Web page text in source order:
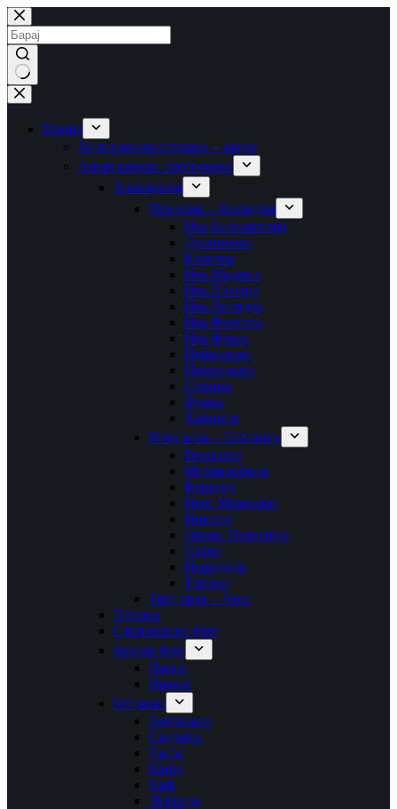
Skip
to
content
No
results
Грција
Хотелско сместување – закуп
Апартманско сместување
Халкидики
Прв крак – Касандра
Неа Каликратија
Дионисиос
Калитеа
Неа Модања
Неа Плагија
Неа Потидеа
Неа Флогита
Неа Фокеа
Пефкохори
Полихроно
Сивири
Фурка
Ханиоти
Втор крак – Ситонија
Геракини
Метаморфоси
Вурвуру
Неос Мармарас
Никити
Ормос Панагијас
Сарти
Псакудија
Торони
Трет крак – Атос
Пиериа
Стримонски брег
Јонски брег
Парга
Врахос
Острови
Амулиани
Скијатос
Тасос
Евија
Крф
Лефкада